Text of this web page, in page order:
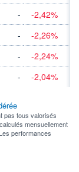
-
-2,42%
-
-2,26%
-
-2,24%
- -2,04%
pas tous valorisés
mensuellement
performances